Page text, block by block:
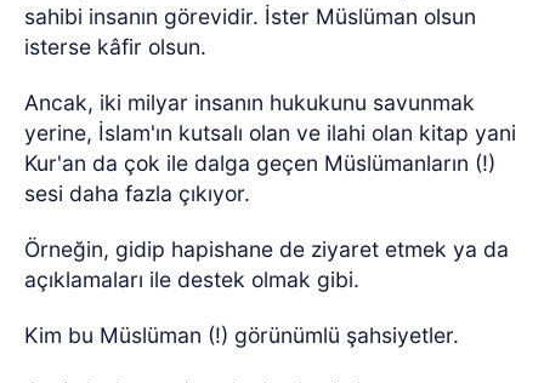
sahibi insanın görevidir. İster Müslüman olsun
isterse kâfir olsun.
Ancak, iki milyar insanın hukukunu savunmak
yerine, İslam'ın kutsalı olan ve ilahi olan kitap yani
Kur'an da çok ile dalga geçen Müslümanların (!)
sesi daha fazla çıkıyor.
Örneğin, gidip hapishane de ziyaret etmek ya da
açıklamaları ile destek olmak gibi.
Kim bu Müslüman (!) görünümlü şahsiyetler.